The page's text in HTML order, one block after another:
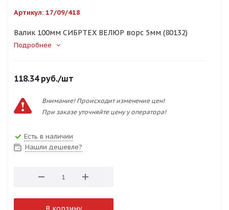
Артикул: 17/09/418
Валик 100мм СИБРТЕХ ВЕЛЮР ворс 5мм (80132)
Подробнее
118.34руб./шт
Внимание! Происходит изменение цен!
При заказе уточняйте цену у оператора!
Есть в наличии
Нашли дешевле?